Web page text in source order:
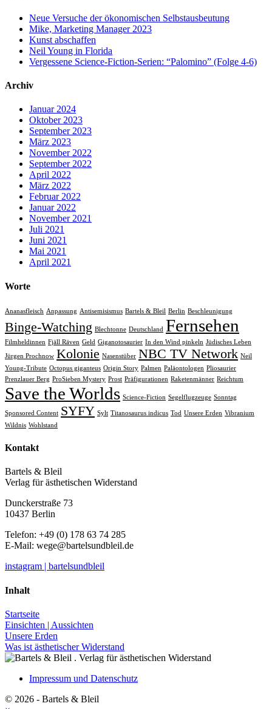
Neue Versuche der ökonomischen Selbstausbeutung
Mike, Marketing Manager 2023
Kunst abschaffen
Neil Young in Florida
Vergessene Science-Fiction-Serien: “Palomino” (Folge 4-6)
Archiv
Januar 2024
Oktober 2023
September 2023
März 2023
November 2022
September 2022
April 2022
März 2022
Februar 2022
Januar 2022
November 2021
Juli 2021
Juni 2021
Mai 2021
April 2021
Worte
Ananasfleisch Anpassung Antisemisismus Bartels & Bleil Berlin Beschleunigung
Binge-Watching Blechtonne Deutschland Fernsehen
Filmheldinnen Fjäll Räven Geld Giganotosaurier In den Wind pinkeln Jüdisches Leben
Jürgen Prochnow Kolonie Nasenstüber NBC TV Network Neil
Young-Tribute Octopus giganteus Origin Story Palmen Paläontologen Pliosaurier
Prenzlauer Berg ProSieben Mystery Prost Präfigurationen Raketenmänner Reichtum
Save the Worlds Science-Fiction Segelflugzeuge Sonntag
Sponsored Content SYFY Sylt Titanosaurus indicus Tod Unsere Erden Vibranium
Wildnis Wohlstand
Kontakt
Bartels & Bleil
Verlag für ästhetischen Widerstand
Dunckerstraße 73
10437 Berlin
Telefon: +49 (0) 178 63 74 285
E-Mail: wege@bartelsundbleil.de
instagram | bartelsundbleil
Inhalt
Startseite
Einsichten | Aussichten
Unsere Erden
Was ist ästhetischer Widerstand
Impressum und Datenschutz
© 2026 - Bartels & Bleil